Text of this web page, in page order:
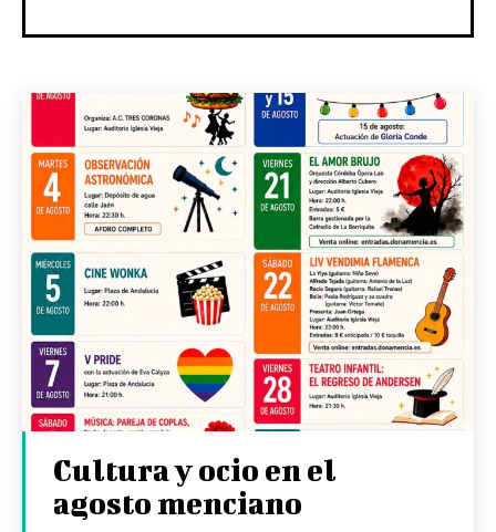
Cultura y ocio en el
agosto menciano